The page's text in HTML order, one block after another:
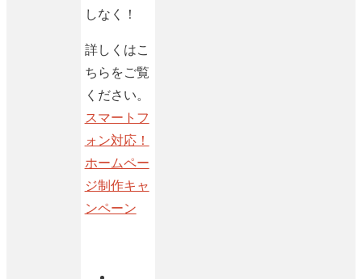
しなく！
詳しくはこ
ちらをご覧
ください。
スマートフ
ォン対応！
ホームペー
ジ制作キャ
ンペーン